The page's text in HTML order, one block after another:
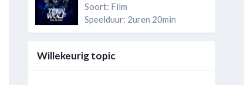
Soort: Film
Speelduur: 2uren 20min
Willekeurig topic